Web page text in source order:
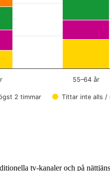
2 timmar Tittar inte alls /
55–64 år
tv-kanaler och på